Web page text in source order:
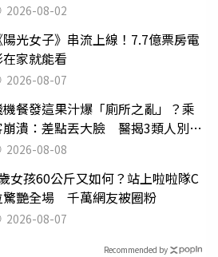
2026-08-02
陽光女子》串流上線！7.7億票房電
在家就能看
2026-08-07
餐發這果汁爆「廁所之亂」？乘
崩潰：差點丟大臉 醫揭3類人別亂
2026-08-08
女孩60公斤又如何？站上啦啦隊C
驚艷全場 千萬網友被圈粉
2026-08-07
Recommended by